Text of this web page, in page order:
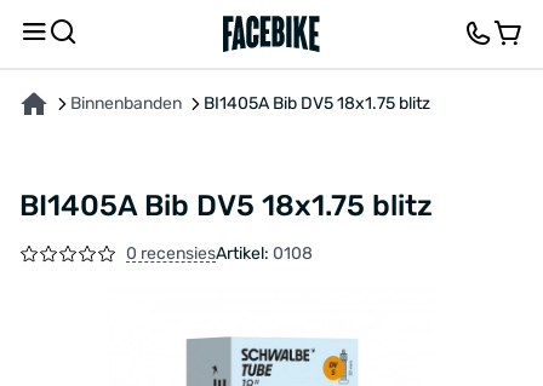
Binnenbanden BI1405A Bib DV5 18x1.75 blitz
BI1405A Bib DV5 18x1.75 blitz
0 recensiesArtikel: 0108
OVER HET PRODUCT FEEDBACK EN VRAGEN